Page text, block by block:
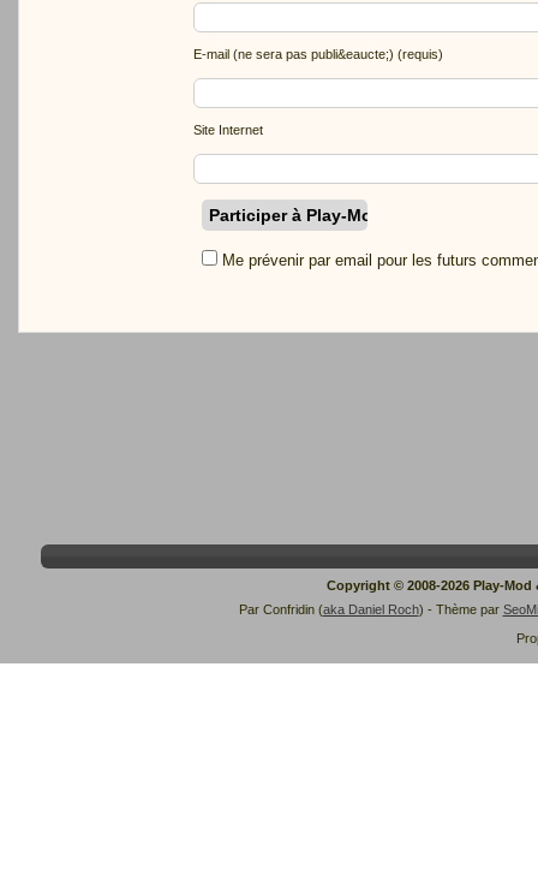
E-mail (ne sera pas publi&eaucte;) (requis)
Site Internet
Me prévenir par email pour les futurs
Copyright © 2008-2026 Play-
Par Confridin (aka Daniel Roch) - Thème par